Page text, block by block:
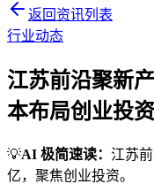
返回资讯列表
行业动态
江苏前沿聚新
本布局创业投
💡AI 极简速读： 江苏
亿，聚焦创业投资。